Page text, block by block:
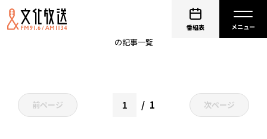
番組表
の記事一覧
前ページ 1 次ページ